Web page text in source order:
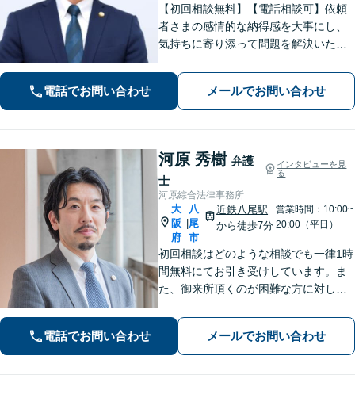
【初回相談無料】【電話相談可】依頼
者さまの感情的な納得感を大事にし、
気持ちに寄り添って問題を解決いたし
し、秘密厳守を徹底」子の監護が関わ
る複雑なケースも対応【完全個室対
応】【子連れ相談可】【休日・夜間相
談可】
電話でお問い合わせ メールでお問い合わせ
河原 秀樹 弁護
士
インタビューを見
る
河原綜合法律事務所
大
阪
府
八
尾
市
近鉄八尾駅
から徒歩7分
営業時間：10:00~
20:00（平日）
初回相談はどのような相談でも一律1時
間無料にてお引き受けしています。ま
た、御来所頂くのが困難な方に対して
す。弁護士事務所の比較的少ない八尾
市及び近隣市・区の方々に上質なリー
ガルサービスを提供いたします。
電話でお問い合わせ メールでお問い合わせ